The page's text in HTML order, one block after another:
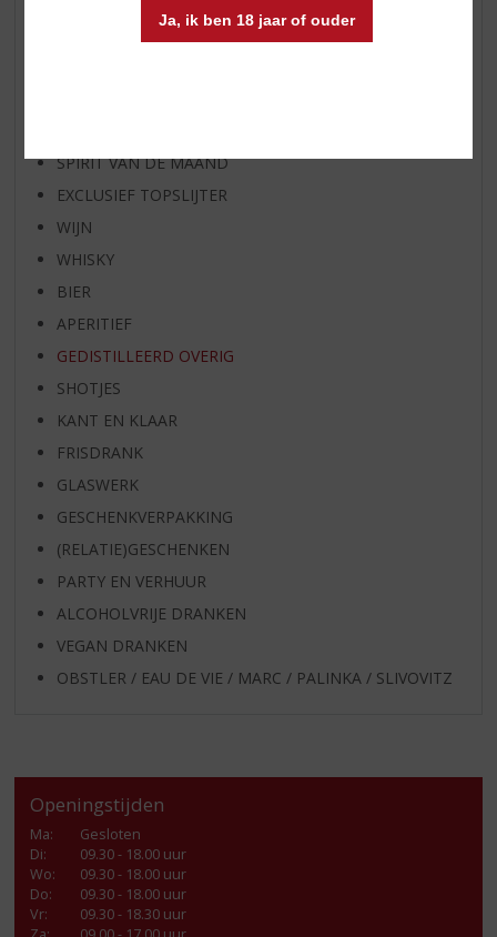
Ja, ik ben 18 jaar of ouder
WIJN VAN DE MAAND
SPIRIT VAN DE MAAND
EXCLUSIEF TOPSLIJTER
WIJN
WHISKY
BIER
APERITIEF
GEDISTILLEERD OVERIG
SHOTJES
KANT EN KLAAR
FRISDRANK
GLASWERK
GESCHENKVERPAKKING
(RELATIE)GESCHENKEN
PARTY EN VERHUUR
ALCOHOLVRIJE DRANKEN
VEGAN DRANKEN
OBSTLER / EAU DE VIE / MARC / PALINKA / SLIVOVITZ
Openingstijden
Ma:
Gesloten
Di:
09.30 - 18.00 uur
Wo:
09.30 - 18.00 uur
Do:
09.30 - 18.00 uur
Vr:
09.30 - 18.30 uur